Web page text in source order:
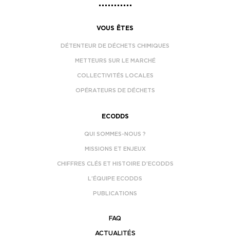
VOUS ÊTES
DÉTENTEUR DE DÉCHETS CHIMIQUES
METTEURS SUR LE MARCHÉ
COLLECTIVITÉS LOCALES
OPÉRATEURS DE DÉCHETS
ECODDS
QUI SOMMES-NOUS ?
MISSIONS ET ENJEUX
CHIFFRES CLÉS ET HISTOIRE D’ECODDS
L’ÉQUIPE ECODDS
PUBLICATIONS
FAQ
ACTUALITÉS